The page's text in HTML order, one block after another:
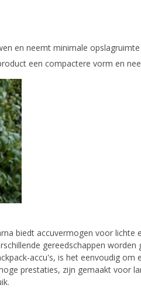
en neemt minimale
een compactere vorm en
biedt accuvermogen voor
gereedschappen
accu's, is het eenvoudig om
prestaties, zijn gemaakt voor